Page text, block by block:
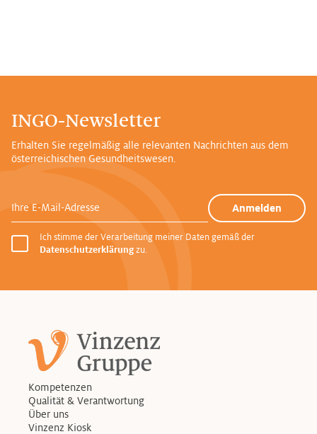
INGO-Newsletter
Erhalten Sie regelmäßig alle relevanten Nachrichten aus dem
österreichischen Gesundheitswesen.
Ihre E-Mail-Adresse
Anmelden
Ich stimme der Verarbeitung meiner Daten gemäß der
Datenschutzerklärung zu.
Kompetenzen
Qualität & Verantwortung
Über uns
Vinzenz Kiosk